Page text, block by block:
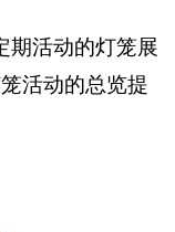
期活动的灯笼展
活动的总览提